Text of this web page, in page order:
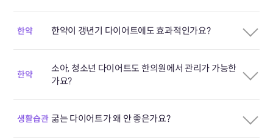
한약 한약이 갱년기 다이어트에도 효과적인가요?
한약
소아, 청소년 다이어트도 한의원에서 관리가 가능한
가요?
생활습관 굶는 다이어트가 왜 안 좋은가요?